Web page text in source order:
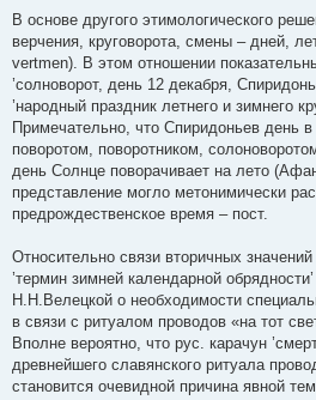
В основе другого этимологического
верчения, круговорота, смены – дней,
vertmen). В этом отношении
’солноворот, день 12 декабря,
’народный праздник летнего и зимнего
Примечательно, что Спиридоньев день
поворотом, поворотником,
день Солнце поворачивает на лето
представление могло метонимически
предрождественское время – пост.
Относительно связи вторичных значений
’термин зимней календарной
Н.Н.Велецкой о необходимости
в связи с ритуалом проводов «на тот
Вполне вероятно, что рус. карачун
древнейшего славянского ритуала
становится очевидной причина явной